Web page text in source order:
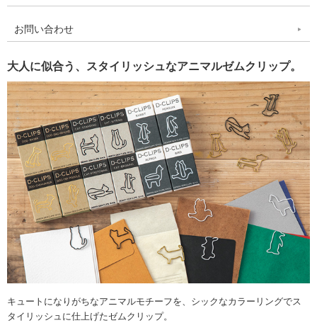
お問い合わせ
大人に似合う、スタイリッシュなアニマルゼムクリップ。
キュートになりがちなアニマルモチーフを、シックなカラーリングでス
タイリッシュに仕上げたゼムクリップ。